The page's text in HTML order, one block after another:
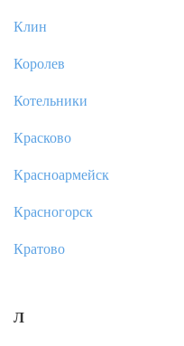
Клин
Королев
Котельники
Красково
Красноармейск
Красногорск
Кратово
Л